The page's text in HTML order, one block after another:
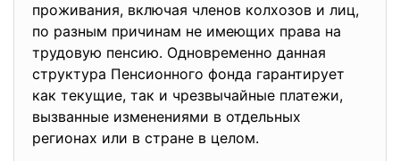
проживания, включая членов колхозов и лиц,
по разным причинам не имеющих права на
трудовую пенсию. Одновременно данная
структура Пенсионного фонда гарантирует
как текущие, так и чрезвычайные платежи,
вызванные изменениями в отдельных
регионах или в стране в целом.